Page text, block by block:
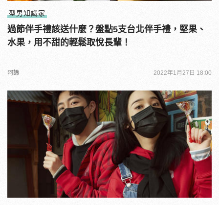
型男知識家
過節伴手禮該送什麼？盤點5支台北伴手禮，堅果、
水果，用不甜的輕鬆取悅長輩！
阿諦 2022年1月27日 18:00